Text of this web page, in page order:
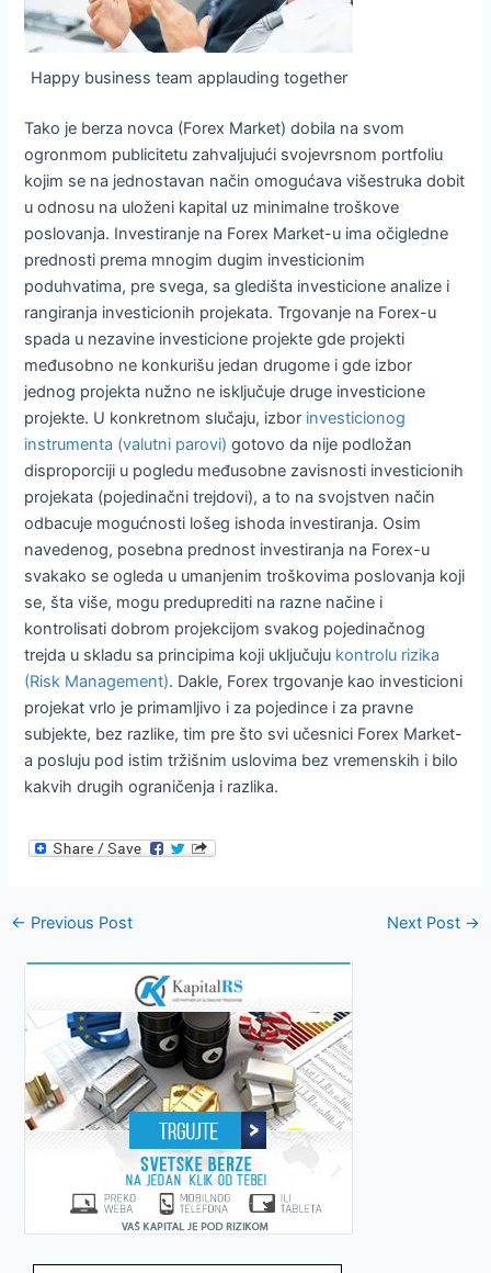
Happy business team applauding together
Tako je berza novca (Forex Market) dobila na svom
ogronmom publicitetu zahvaljujući svojevrsnom portfoliu
kojim se na jednostavan način omogućava višestruka dobit
u odnosu na uloženi kapital uz minimalne troškove
poslovanja. Investiranje na Forex Market-u ima očigledne
prednosti prema mnogim dugim investicionim
poduhvatima, pre svega, sa gledišta investicione analize i
rangiranja investicionih projekata. Trgovanje na Forex-u
spada u nezavine investicione projekte gde projekti
međusobno ne konkurišu jedan drugome i gde izbor
jednog projekta nužno ne isključuje druge investicione
projekte. U konkretnom slučaju, izbor investicionog
instrumenta (valutni parovi) gotovo da nije podložan
disproporciji u pogledu međusobne zavisnosti investicionih
projekata (pojedinačni trejdovi), a to na svojstven način
odbacuje mogućnosti lošeg ishoda investiranja. Osim
navedenog, posebna prednost investiranja na Forex-u
svakako se ogleda u umanjenim troškovima poslovanja koji
se, šta više, mogu preduprediti na razne načine i
kontrolisati dobrom projekcijom svakog pojedinačnog
trejda u skladu sa principima koji uključuju kontrolu rizika
(Risk Management). Dakle, Forex trgovanje kao investicioni
projekat vrlo je primamljivo i za pojedince i za pravne
subjekte, bez razlike, tim pre što svi učesnici Forex Market-
a posluju pod istim tržišnim uslovima bez vremenskih i bilo
kakvih drugih ograničenja i razlika.
Post
← Previous Post Next Post →